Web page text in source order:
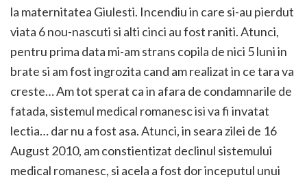
la maternitatea Giulesti. Incendiu in care si-au pierdut
viata 6 nou-nascuti si alti cinci au fost raniti. Atunci,
pentru prima data mi-am strans copila de nici 5 luni in
brate si am fost ingrozita cand am realizat in ce tara va
creste… Am tot sperat ca in afara de condamnarile de
fatada, sistemul medical romanesc isi va fi invatat
lectia… dar nu a fost asa. Atunci, in seara zilei de 16
August 2010, am constientizat declinul sistemului
medical romanesc, si acela a fost dor inceputul unui